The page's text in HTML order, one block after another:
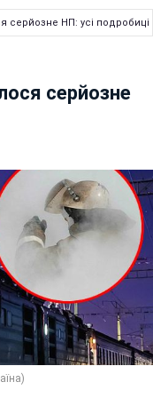
серйозне НП: усі подробиці
серйозне